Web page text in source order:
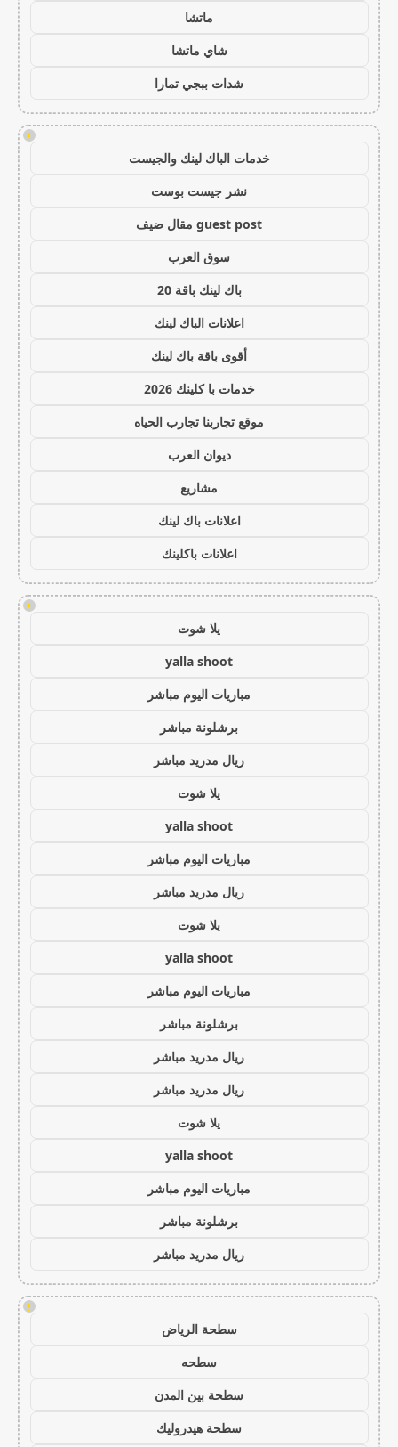
ماتشا
شاي ماتشا
شدات ببجي تمارا
!
خدمات الباك لينك والجيست
نشر جيست بوست
guest post مقال ضيف
سوق العرب
باك لينك باقة 20
اعلانات الباك لينك
أقوى باقة باك لينك
خدمات با كلينك 2026
موقع تجاربنا تجارب الحياه
ديوان العرب
مشاريع
اعلانات باك لينك
اعلانات باكلينك
!
يلا شوت
yalla shoot
مباريات اليوم مباشر
برشلونة مباشر
ريال مدريد مباشر
يلا شوت
yalla shoot
مباريات اليوم مباشر
ريال مدريد مباشر
يلا شوت
yalla shoot
مباريات اليوم مباشر
برشلونة مباشر
ريال مدريد مباشر
ريال مدريد مباشر
يلا شوت
yalla shoot
مباريات اليوم مباشر
برشلونة مباشر
ريال مدريد مباشر
!
سطحة الرياض
سطحه
سطحة بين المدن
سطحة هيدروليك